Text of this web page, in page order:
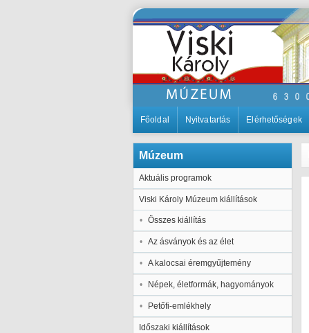
Főoldal Nyitvatartás Elérhetőségek
Múzeum
Aktuális programok
Viski Károly Múzeum kiállítások
Összes kiállítás
Az ásványok és az élet
A kalocsai éremgyűjtemény
Népek, életformák, hagyományok
Petőfi-emlékhely
Időszaki kiállítások